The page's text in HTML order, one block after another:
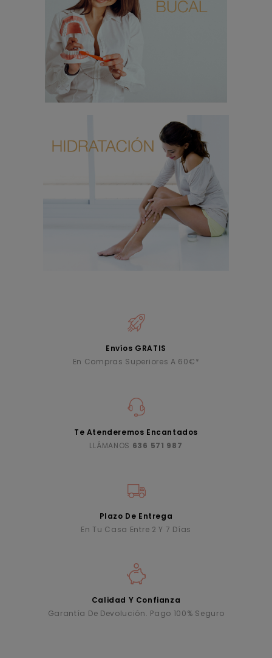
Envíos GRATIS
En Compras Superiores A 60€*
Te Atenderemos Encantados
LLÁMANOS 636 571 987
Plazo De Entrega
En Tu Casa Entre 2 Y 7 Días
Calidad Y Confianza
Garantía De Devolución. Pago 100% Seguro